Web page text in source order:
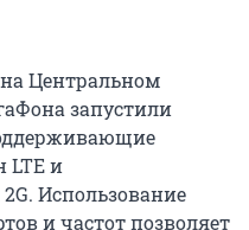
Центральном
запустили
LTE и
Использование
и частот позволяет